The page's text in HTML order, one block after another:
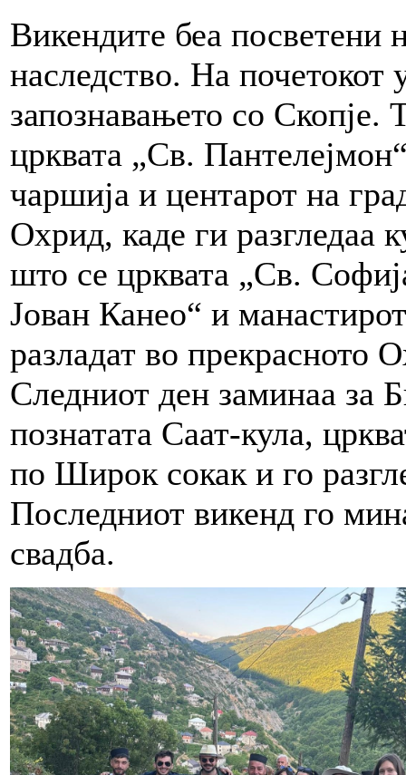
Викендите беа посветени
наследство. На почетокот
запознавањето со Скопје.
црквата „Св.
чаршија и центарот на
Охрид, каде ги разгледаа
што се црквата „Св.
Јован Канео“ и
разладат во прекрасното
Следниот ден заминаа за
познатата Саат-кула,
по Широк сокак и го
Последниот викенд го
свадба.